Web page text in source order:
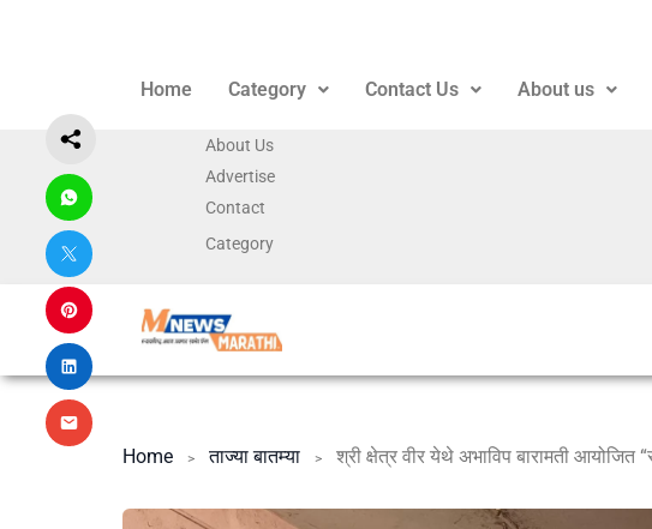
Home Category Contact Us About us
About Us
Advertise
Contact
Category
Home ताज्या बातम्या